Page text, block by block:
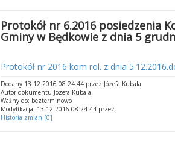
Protokół nr 6.2016 posiedzenia
Gminy w Będkowie z dnia 5
Protokół nr 2016 kom rol. z dnia
Dodany 13.12.2016 08:24:44 przez Józefa Kubala
Autor dokumentu Józefa Kubala
Ważny do: bezterminowo
Modyfikacja: 13.12.2016 08:24:44 przez
Historia zmian [0]